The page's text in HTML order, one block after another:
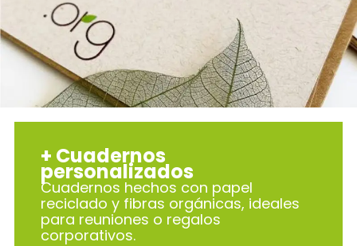
+ Cuadernos
personalizados
Cuadernos hechos con papel
reciclado y fibras orgánicas, ideales
para reuniones o regalos
corporativos.